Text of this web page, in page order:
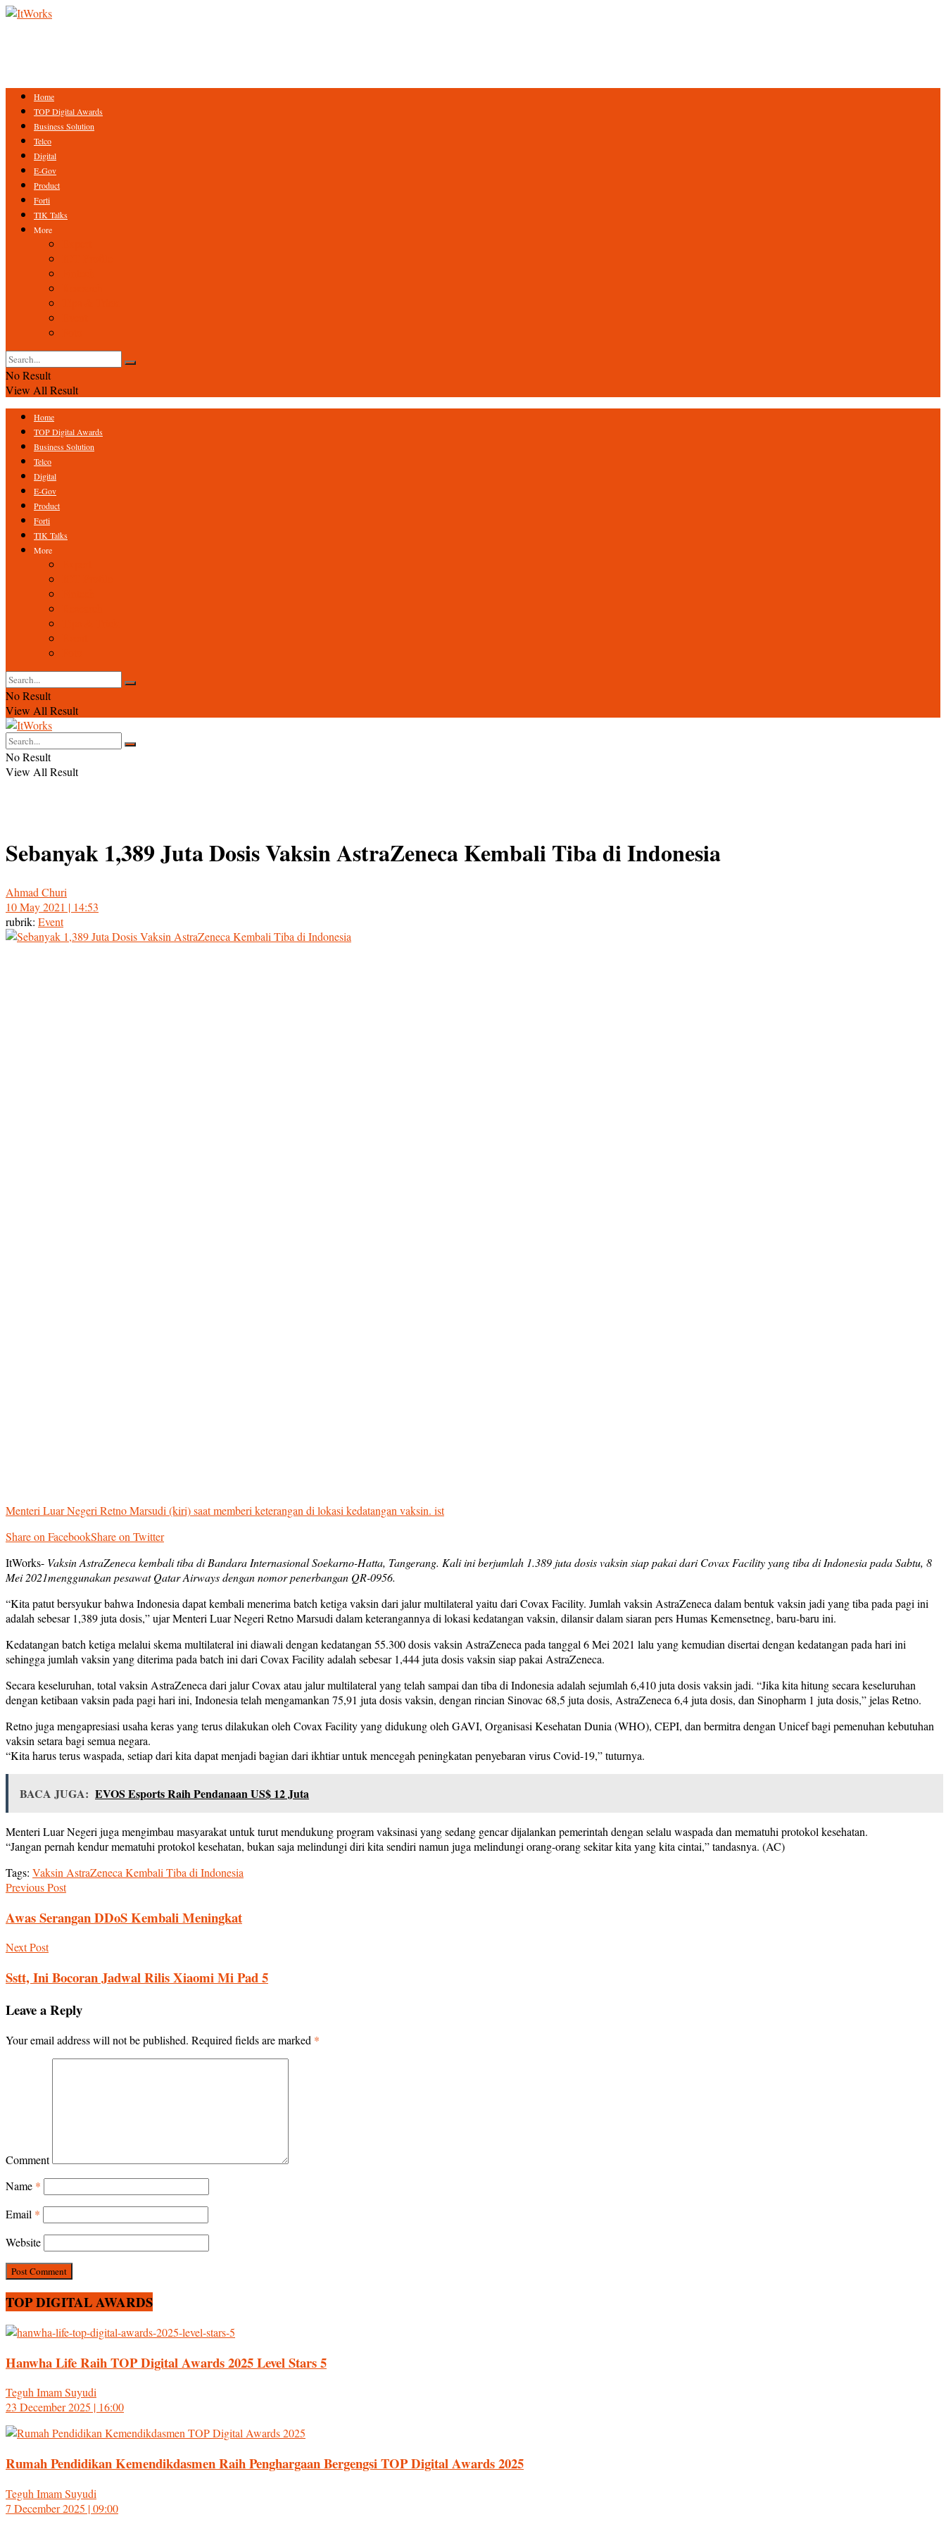
Home
TOP Digital Awards
Business Solution
Telco
Digital
E-Gov
Product
Forti
TIK Talks
More
No Result
View All Result
Home
TOP Digital Awards
Business Solution
Telco
Digital
E-Gov
Product
Forti
TIK Talks
More
No Result
View All Result
No Result
View All Result
Sebanyak 1,389 Juta Dosis Vaksin AstraZeneca Kembali Tiba di Indonesia
Ahmad Churi
10 May 2021 | 14:53
rubrik: Event
Menteri Luar Negeri Retno Marsudi (kiri) saat memberi keterangan di lokasi kedatangan vaksin. ist
Share on FacebookShare on Twitter
ItWorks- Vaksin AstraZeneca kembali tiba di Bandara Internasional Soekarno-Hatta, Tangerang. Kali ini berjumlah 1.389 juta dosis vaksin siap pakai dari Covax Facility yang tiba di Indonesia pada Sabtu, 8
Mei 2021menggunakan pesawat Qatar Airways dengan nomor penerbangan QR-0956.
“Kita patut bersyukur bahwa Indonesia dapat kembali menerima batch ketiga vaksin dari jalur multilateral yaitu dari Covax Facility. Jumlah vaksin AstraZeneca dalam bentuk vaksin jadi yang tiba pada pagi ini
adalah sebesar 1,389 juta dosis,” ujar Menteri Luar Negeri Retno Marsudi dalam keterangannya di lokasi kedatangan vaksin, dilansir dalam siaran pers Humas Kemensetneg, baru-baru ini.
Kedatangan batch ketiga melalui skema multilateral ini diawali dengan kedatangan 55.300 dosis vaksin AstraZeneca pada tanggal 6 Mei 2021 lalu yang kemudian disertai dengan kedatangan pada hari ini
sehingga jumlah vaksin yang diterima pada batch ini dari Covax Facility adalah sebesar 1,444 juta dosis vaksin siap pakai AstraZeneca.
Secara keseluruhan, total vaksin AstraZeneca dari jalur Covax atau jalur multilateral yang telah sampai dan tiba di Indonesia adalah sejumlah 6,410 juta dosis vaksin jadi. “Jika kita hitung secara keseluruhan
dengan ketibaan vaksin pada pagi hari ini, Indonesia telah mengamankan 75,91 juta dosis vaksin, dengan rincian Sinovac 68,5 juta dosis, AstraZeneca 6,4 juta dosis, dan Sinopharm 1 juta dosis,” jelas Retno.
Retno juga mengapresiasi usaha keras yang terus dilakukan oleh Covax Facility yang didukung oleh GAVI, Organisasi Kesehatan Dunia (WHO), CEPI, dan bermitra dengan Unicef bagi pemenuhan kebutuhan
vaksin setara bagi semua negara.
“Kita harus terus waspada, setiap dari kita dapat menjadi bagian dari ikhtiar untuk mencegah peningkatan penyebaran virus Covid-19,” tuturnya.
BACA JUGA: EVOS Esports Raih Pendanaan US$ 12 Juta
Menteri Luar Negeri juga mengimbau masyarakat untuk turut mendukung program vaksinasi yang sedang gencar dijalankan pemerintah dengan selalu waspada dan mematuhi protokol kesehatan.
“Jangan pernah kendur mematuhi protokol kesehatan, bukan saja melindungi diri kita sendiri namun juga melindungi orang-orang sekitar kita yang kita cintai,” tandasnya. (AC)
Tags: Vaksin AstraZeneca Kembali Tiba di Indonesia
Previous Post
Awas Serangan DDoS Kembali Meningkat
Next Post
Sstt, Ini Bocoran Jadwal Rilis Xiaomi Mi Pad 5
Leave a Reply
Your email address will not be published. Required fields are marked *
Comment
Name *
Email *
Website
TOP DIGITAL AWARDS
Hanwha Life Raih TOP Digital Awards 2025 Level Stars 5
Teguh Imam Suyudi
23 December 2025 | 16:00
Rumah Pendidikan Kemendikdasmen Raih Penghargaan Bergengsi TOP Digital Awards 2025
Teguh Imam Suyudi
7 December 2025 | 09:00